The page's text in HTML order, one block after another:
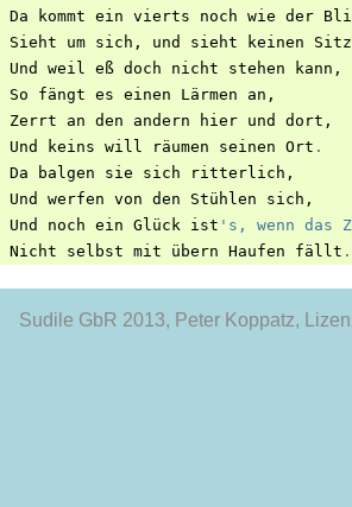
Da
kommt ein vierts noch wie der
Sieht
um sich , und sieht keinen Sitz
Und
weil eß doch nicht stehen kann ,
So
fängt es einen Lärmen an ,
Zerrt
an den andern hier und dort ,
Und
keins will räumen seinen Ort .
Da
balgen sie sich ritterlich ,
Und
werfen von den Stühlen sich ,
Und
noch ein Glück ist 's, wenn das
Nicht
selbst mit übern Haufen fällt .
Sudile GbR 2013, Peter Koppatz,